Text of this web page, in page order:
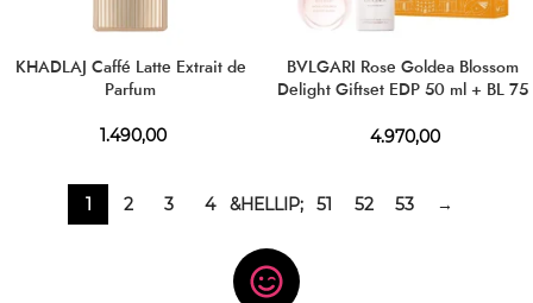
KHADLAJ Caffé Latte Extrait de
Parfum
1.490,00
BVLGARI Rose Goldea Blossom
Delight Giftset EDP 50 ml + BL 75
4.970,00
1 2 3 4 &HELLIP; 51 52 53 →